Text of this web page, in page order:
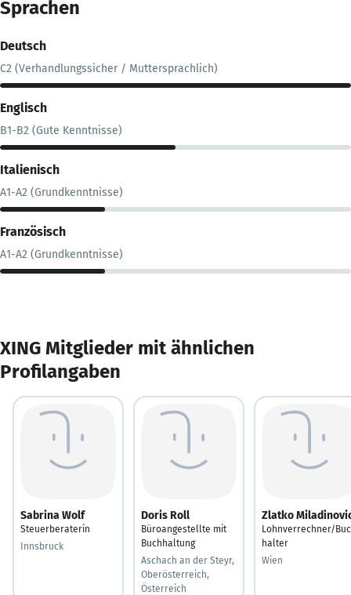
Sprachen
Deutsch
C2 (Verhandlungssicher / Muttersprachlich)
Englisch
B1-B2 (Gute Kenntnisse)
Italienisch
A1-A2 (Grundkenntnisse)
Französisch
A1-A2 (Grundkenntnisse)
XING Mitglieder mit ähnlichen
Profilangaben
Sabrina Wolf
Steuerberaterin
Innsbruck
Doris Roll
Büroangestellte mit
Buchhaltung
Aschach an der Steyr,
Oberösterreich,
Österreich
Zlatko
Lohnverrechner/
halter
Wien